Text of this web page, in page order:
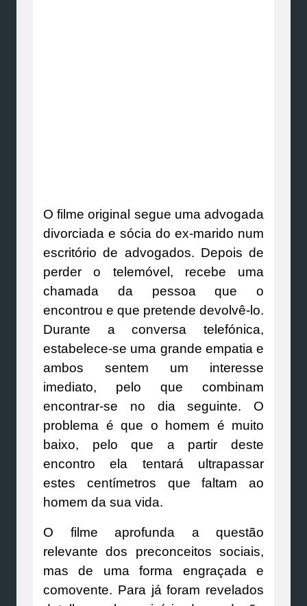
O filme original segue uma advogada
divorciada e sócia do ex-marido num
escritório de advogados. Depois de
perder o telemóvel, recebe uma
chamada da pessoa que o
encontrou e que pretende devolvê-lo.
Durante a conversa telefónica,
estabelece-se uma grande empatia e
ambos sentem um interesse
imediato, pelo que combinam
encontrar-se no dia seguinte. O
problema é que o homem é muito
baixo, pelo que a partir deste
encontro ela tentará ultrapassar
estes centímetros que faltam ao
homem da sua vida.
O filme aprofunda a questão
relevante dos preconceitos sociais,
mas de uma forma engraçada e
comovente. Para já foram revelados